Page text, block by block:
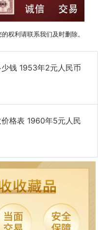
权利请联系我们及时删除。
钱 1953年2元人民币
格表 1960年5元人民